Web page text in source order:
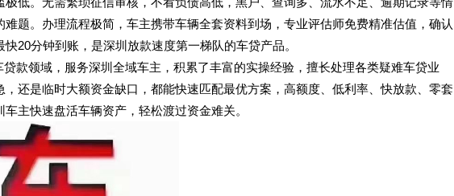
题。办理流程极简，车主携带车辆全套资料到场，专业评估师免费精准估值，确认
20分钟到账，是深圳放款速度第一梯队的车贷产品。
款领域，服务深圳全域车主，积累了丰富的实操经验，擅长处理各类疑难车贷业
还是临时大额资金缺口，都能快速匹配最优方案，高额度、低利率、快放款、零套
主快速盘活车辆资产，轻松渡过资金难关。